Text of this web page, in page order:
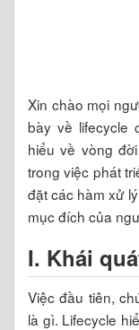
Xin chào mọi
bày về lifecycle
hiểu về vòng
trong việc phát
đặt các hàm xử
mục đích của
I. Khái
Việc đầu tiên,
là gì. Lifecycle